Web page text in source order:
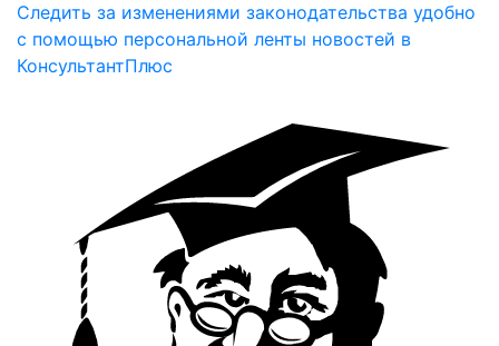
Следить за изменениями законодательства удобно
с помощью персональной ленты новостей в
КонсультантПлюс